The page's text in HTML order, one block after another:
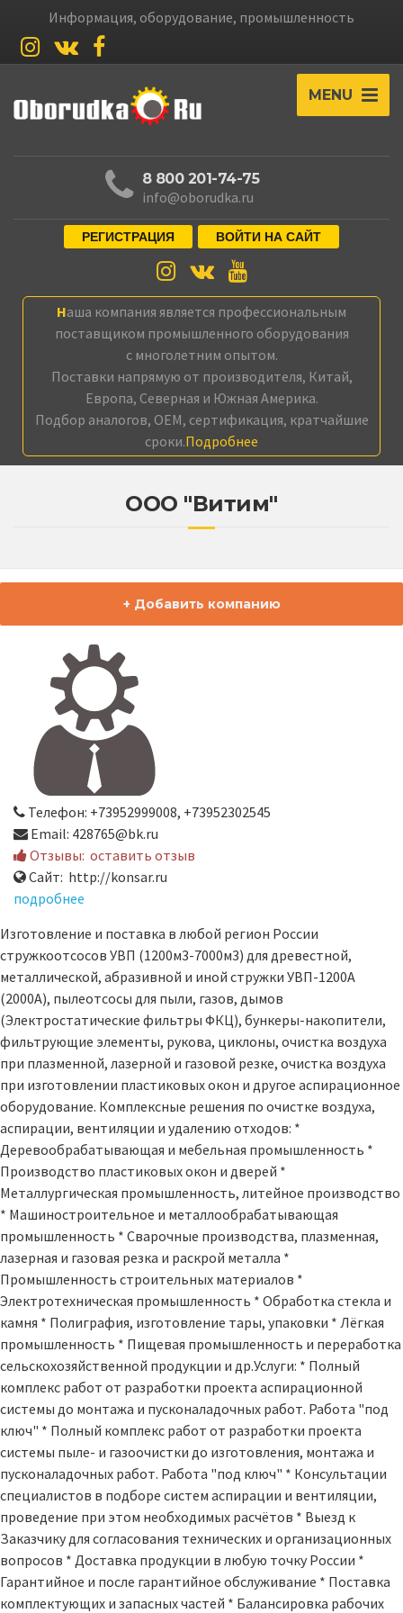
Информация, оборудование, промышленность
MENU
8 800 201-74-75
info@oborudka.ru
РЕГИСТРАЦИЯ ВОЙТИ НА САЙТ
Наша компания является профессиональным
поставщиком промышленного оборудования
с многолетним опытом.
Поставки напрямую от производителя, Китай,
Европа, Северная и Южная Америка.
Подбор аналогов, OEM, сертификация, кратчайшие
сроки.Подробнее
ООО "Витим"
+ Добавить компанию
Телефон: +73952999008, +73952302545
Email: 428765@bk.ru
Отзывы: оставить отзыв
Сайт: http://konsar.ru
подробнее
Изготовление и поставка в любой регион России
стружкоотсосов УВП (1200м3-7000м3) для древестной,
металлической, абразивной и иной стружки УВП-1200А
(2000А), пылеотсосы для пыли, газов, дымов
(Электростатические фильтры ФКЦ), бункеры-накопители,
фильтрующие элементы, рукова, циклоны, очистка воздуха
при плазменной, лазерной и газовой резке, очистка воздуха
при изготовлении пластиковых окон и другое аспирационное
оборудование. Комплексные решения по очистке воздуха,
аспирации, вентиляции и удалению отходов: *
Деревообрабатывающая и мебельная промышленность *
Производство пластиковых окон и дверей *
Металлургическая промышленность, литейное производство
* Машиностроительное и металлообрабатывающая
промышленность * Сварочные производства, плазменная,
лазерная и газовая резка и раскрой металла *
Промышленность строительных материалов *
Электротехническая промышленность * Обработка стекла и
камня * Полиграфия, изготовление тары, упаковки * Лёгкая
промышленность * Пищевая промышленность и переработка
сельскохозяйственной продукции и др.Услуги: * Полный
комплекс работ от разработки проекта аспирационной
системы до монтажа и пусконаладочных работ. Работа "под
ключ" * Полный комплекс работ от разработки проекта
системы пыле- и газоочистки до изготовления, монтажа и
пусконаладочных работ. Работа "под ключ" * Консультации
специалистов в подборе систем аспирации и вентиляции,
проведение при этом необходимых расчётов * Выезд к
Заказчику для согласования технических и организационных
вопросов * Доставка продукции в любую точку России *
Гарантийное и после гарантийное обслуживание * Поставка
комплектующих и запасных частей * Балансировка рабочих